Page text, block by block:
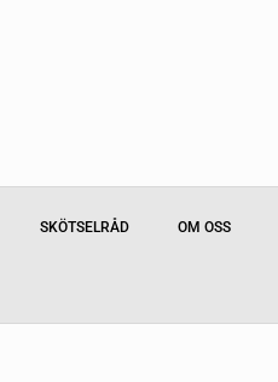
SKÖTSELRÅD OM OSS